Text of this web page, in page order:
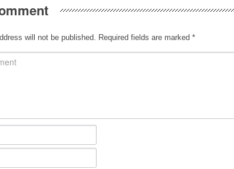
will not be published. Required fields are marked *